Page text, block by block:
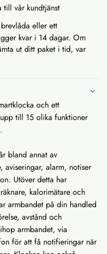
vår kundtjänst
eller ett
kvar i 14 dagar. Om
ut ditt paket i tid, var
och ett
till 15 olika funktioner
bland annat av
aviseringar, alarm, notiser
Utöver detta har
kalorimätare och
armbandet på din handled
avstånd och
armbandet, via
för att få notifieringar när